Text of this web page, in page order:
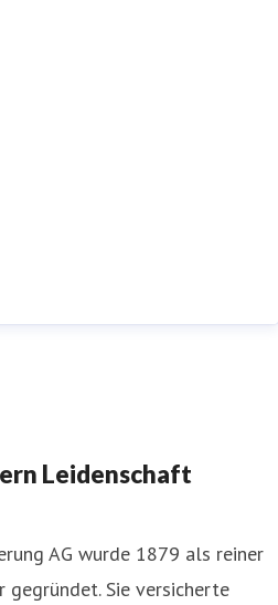
Leidenschaft
AG wurde 1879 als reiner
gegründet. Sie versicherte